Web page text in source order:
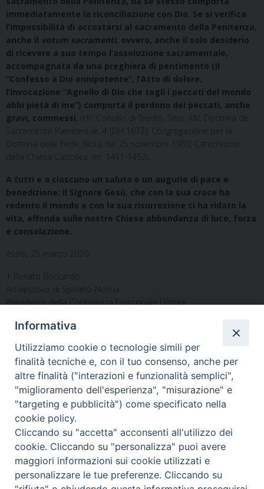
immediatamente la riconciliazione con Dio. Se si verifica
l’impossibilità di accostarsi al sacramento della Penitenza,
anche il votum sacramenti, ovvero, anche il solo desiderio
di ricevere a suo tempo l’assoluzione sacramentale,
accompagnata da una preghiera di pentimento (il
“Confesso a Dio onnipotente”, l’Atto di dolore,
l’invocazione “Agnello di Dio che togli i peccati del mondo
abbi pietà di me”) comporta il perdono dei peccati, anche
gravi, commessi. (cfr. Concilio di Trento, Sess. XIV, Doctrina de
Sacramento Pænitentiæ, 4 [DH 1677]; Congregazione per la
Dottrina delle Fede, Nota del 25 novembre 1989; Catechismo
della Chiesa Cattolica, nn. 1451-1452).
A tutti e a ciascuno un saluto e un augurio di pace e
benedizione: il Signore Gesù, che con la sua croce ha
redento il mondo e con la sua risurrezione ci ha ridato la
vita, effonda sulle nostre Chiese abbondanza di luce, forza
e consolazione.
Assisi, 25 marzo 2020
+ Renato Boccardo
Arcivescovo di Spoleto-Norcia
Presidente della Conferenza Episcopale Umbra
Home Il Vescovo Diocesi Pastorale
Liturgia
Beni Culturali
Modulistica
Casa dioc. di Spagliagrano Webmail
Informativa
Utilizziamo cookie o tecnologie simili per
finalità tecniche e, con il tuo consenso, anche per
altre finalità ("interazioni e funzionalità semplici",
"miglioramento dell'esperienza", "misurazione" e
"targeting e pubblicità") come specificato nella
cookie policy.
Cliccando su "accetta" acconsenti all'utilizzo dei
cookie. Cliccando su "personalizza" puoi avere
maggiori informazioni sui cookie utilizzati e
personalizzare le tue preferenze. Cliccando su